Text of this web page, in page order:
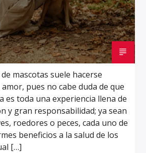
mascotas suele hacerse
pues no cabe duda de que
es toda una experiencia llena de
y gran responsabilidad; ya sean
roedores o peces, cada uno de
beneficios a la salud de los
[…]